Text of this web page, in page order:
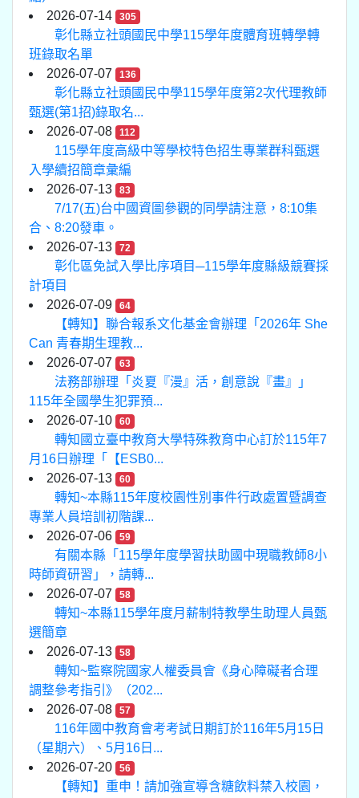
2026-07-14
305
彰化縣立社頭國民中學115學年度體育班轉學轉
班錄取名單
2026-07-07
136
彰化縣立社頭國民中學115學年度第2次代理教師
甄選(第1招)錄取名...
2026-07-08
112
115學年度高級中等學校特色招生專業群科甄選
入學續招簡章彙編
2026-07-13
83
7/17(五)台中國資圖參觀的同學請注意，8:10集
合、8:20發車。
2026-07-13
72
彰化區免試入學比序項目─115學年度縣級競賽採
計項目
2026-07-09
64
【轉知】聯合報系文化基金會辦理「2026年 She
Can 青春期生理教...
2026-07-07
63
法務部辦理「炎夏『漫』活，創意說『畫』」
115年全國學生犯罪預...
2026-07-10
60
轉知國立臺中教育大學特殊教育中心訂於115年7
月16日辦理「【ESB0...
2026-07-13
60
轉知~本縣115年度校園性別事件行政處置暨調查
專業人員培訓初階課...
2026-07-06
59
有關本縣「115學年度學習扶助國中現職教師8小
時師資研習」，請轉...
2026-07-07
58
轉知~本縣115學年度月薪制特教學生助理人員甄
選簡章
2026-07-13
58
轉知~監察院國家人權委員會《身心障礙者合理
調整參考指引》（202...
2026-07-08
57
116年國中教育會考考試日期訂於116年5月15日
（星期六）、5月16日...
2026-07-20
56
【轉知】重申！請加強宣導含糖飲料禁入校園，